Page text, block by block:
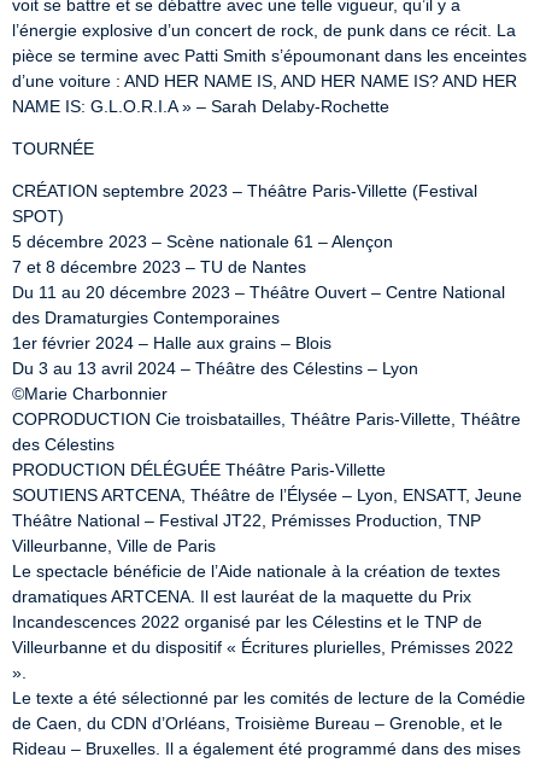
voit se battre et se débattre avec une telle vigueur, qu’il y a
l’énergie explosive d’un concert de rock, de punk dans ce récit. La
pièce se termine avec Patti Smith s’époumonant dans les enceintes
d’une voiture : AND HER NAME IS, AND HER NAME IS? AND HER
NAME IS: G.L.O.R.I.A » – Sarah Delaby-Rochette
TOURNÉE
CRÉATION septembre 2023 – Théâtre Paris-Villette (Festival
SPOT)
5 décembre 2023 – Scène nationale 61 – Alençon
7 et 8 décembre 2023 – TU de Nantes
Du 11 au 20 décembre 2023 – Théâtre Ouvert – Centre National
des Dramaturgies Contemporaines
1er février 2024 – Halle aux grains – Blois
Du 3 au 13 avril 2024 – Théâtre des Célestins – Lyon
©Marie Charbonnier
COPRODUCTION Cie troisbatailles, Théâtre Paris-Villette, Théâtre
des Célestins
PRODUCTION DÉLÉGUÉE Théâtre Paris-Villette
SOUTIENS ARTCENA, Théâtre de l’Élysée – Lyon, ENSATT, Jeune
Théâtre National – Festival JT22, Prémisses Production, TNP
Villeurbanne, Ville de Paris
Le spectacle bénéficie de l’Aide nationale à la création de textes
dramatiques ARTCENA. Il est lauréat de la maquette du Prix
Incandescences 2022 organisé par les Célestins et le TNP de
Villeurbanne et du dispositif « Écritures plurielles, Prémisses 2022
».
Le texte a été sélectionné par les comités de lecture de la Comédie
de Caen, du CDN d’Orléans, Troisième Bureau – Grenoble, et le
Rideau – Bruxelles. Il a également été programmé dans des mises